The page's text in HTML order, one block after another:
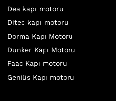
Dea kapı motoru
Ditec kapı motoru
Dorma Kapı Motoru
Dunker Kapı Motoru
Faac Kapı motoru
Geniüs Kapı motoru